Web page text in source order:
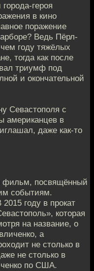
героя
в кино
поражение
Ведь Пёрл-
году тяжёлых
тогда как после
триумф под
и окончательной
Севастополя с
американцев в
даже как-то
фильм, посвящённый
событиям.
году в прокат
которая
на название, о
а
не столько в
не столько в
по США.